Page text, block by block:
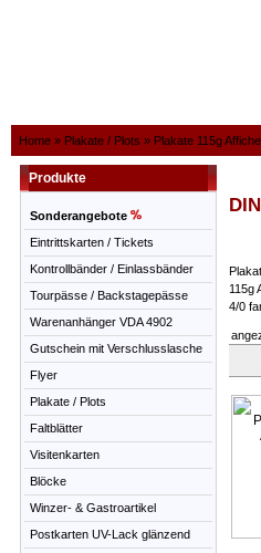
Home » Plakate / Plots » Plakate 115g
Produkte
Sonderangebote
Eintrittskarten / Tickets
Kontrollbänder / Einlassbänder
Tourpässe / Backstagepässe
Warenanhänger VDA 4902
Gutschein mit Verschlusslasche
Flyer
Plakate / Plots
Faltblätter
Visitenkarten
Blöcke
Winzer- & Gastroartikel
Postkarten UV-Lack glänzend
115g
4/0